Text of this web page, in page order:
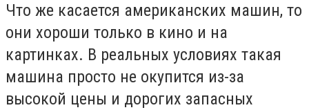
Что же касается американских машин, то
они хороши только в кино и на
картинках. В реальных условиях такая
машина просто не окупится из-за
высокой цены и дорогих запасных